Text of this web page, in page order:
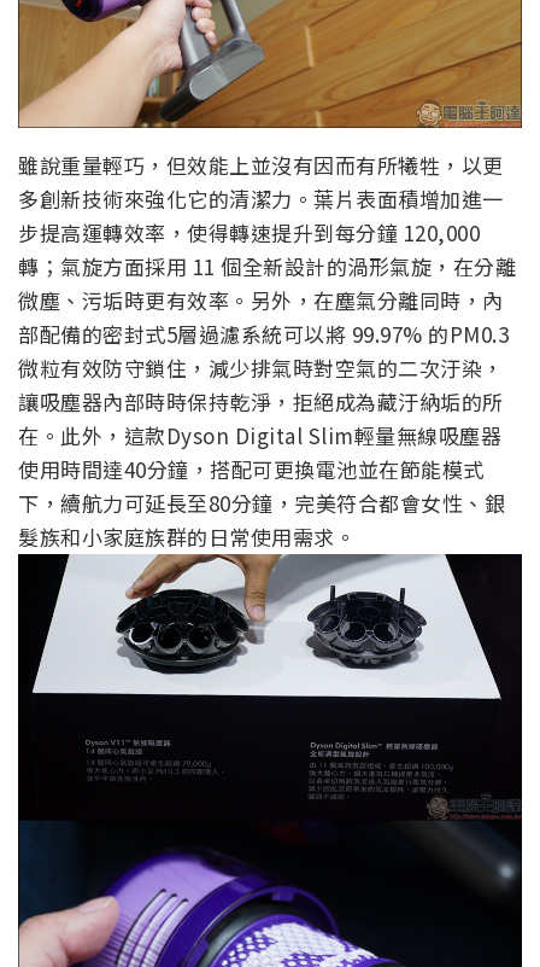
雖說重量輕巧，但效能上並沒有因而有所犧牲，以更
多創新技術來強化它的清潔力。葉片表面積增加進一
步提高運轉效率，使得轉速提升到每分鐘 120,000
轉；氣旋方面採用 11 個全新設計的渦形氣旋，在分離
微塵、污垢時更有效率。另外，在塵氣分離同時，內
部配備的密封式5層過濾系統可以將 99.97% 的PM0.3
微粒有效防守鎖住，減少排氣時對空氣的二次汙染，
讓吸塵器內部時時保持乾淨，拒絕成為藏汙納垢的所
在。此外，這款Dyson Digital Slim輕量無線吸塵器
使用時間達40分鐘，搭配可更換電池並在節能模式
下，續航力可延長至80分鐘，完美符合都會女性、銀
髮族和小家庭族群的日常使用需求。